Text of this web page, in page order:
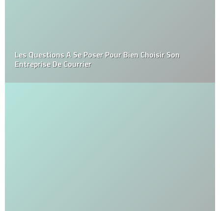
Les Questions A Se Poser Pour Bien Choisir Son
Entreprise De Courrier